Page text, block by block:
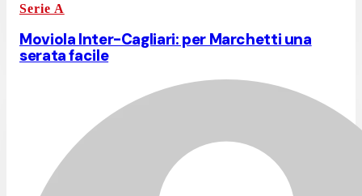
Serie A
Moviola Inter-Cagliari: per Marchetti una
serata facile